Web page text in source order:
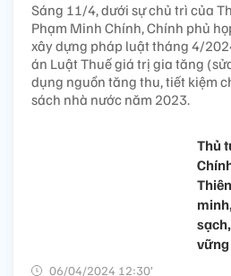
Sáng 11/4, dưới sự chủ trì của
Phạm Minh Chính, Chính phủ
xây dựng pháp luật tháng 4/
án Luật Thuế giá trị gia tăng
dụng nguồn tăng thu, tiết kiệm
sách nhà nước năm 2023.
Thủ
vững
06/04/2024 12:30’